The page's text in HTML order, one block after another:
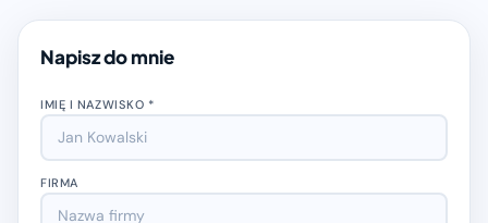
Napisz do mnie
IMIĘ I NAZWISKO *
FIRMA